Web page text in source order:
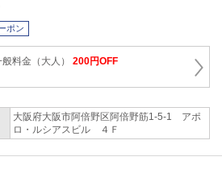
ポン
料金（大人） 200円OFF
大阪府大阪市阿倍野区阿倍野筋1‐5‐1 アポ
ロ・ルシアスビル ４Ｆ